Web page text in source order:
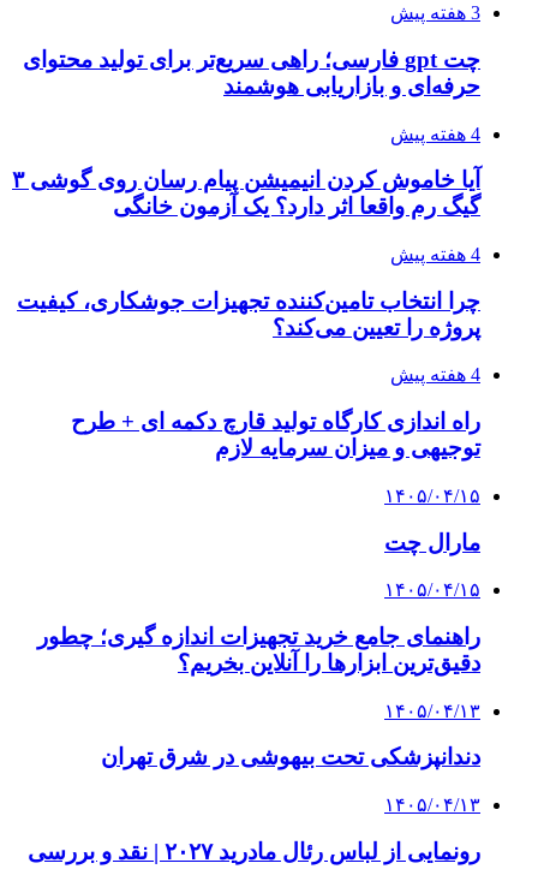
3 هفته پیش
چت gpt فارسی؛ راهی سریع‌تر برای تولید محتوای
حرفه‌ای و بازاریابی هوشمند
4 هفته پیش
آیا خاموش کردن انیمیشن پیام رسان روی گوشی ۳
گیگ رم واقعا اثر دارد؟ یک آزمون خانگی
4 هفته پیش
چرا انتخاب تامین‌کننده تجهیزات جوشکاری، کیفیت
پروژه را تعیین می‌کند؟
4 هفته پیش
راه اندازی کارگاه تولید قارچ دکمه ای + طرح
توجیهی و میزان سرمایه لازم
۱۴۰۵/۰۴/۱۵
مارال چت
۱۴۰۵/۰۴/۱۵
راهنمای جامع خرید تجهیزات اندازه گیری؛ چطور
دقیق‌ترین ابزارها را آنلاین بخریم؟
۱۴۰۵/۰۴/۱۳
دندانپزشکی تحت بیهوشی در شرق تهران
۱۴۰۵/۰۴/۱۳
رونمایی از لباس رئال مادرید ۲۰۲۷ | نقد و بررسی